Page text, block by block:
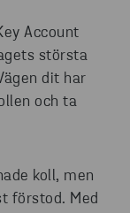
Account
största
dit har
och ta
koll, men
förstod. Med